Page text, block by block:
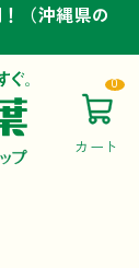
（沖縄県の
（沖縄県の
（沖縄県の
カート
0